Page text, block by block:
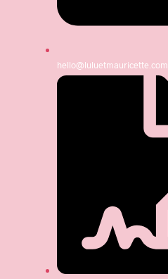
hello@luluetmauricette.com